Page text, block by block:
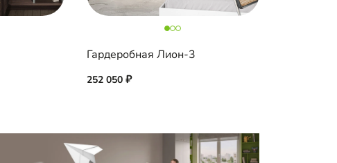
Гардеробная Лион-3
252 050